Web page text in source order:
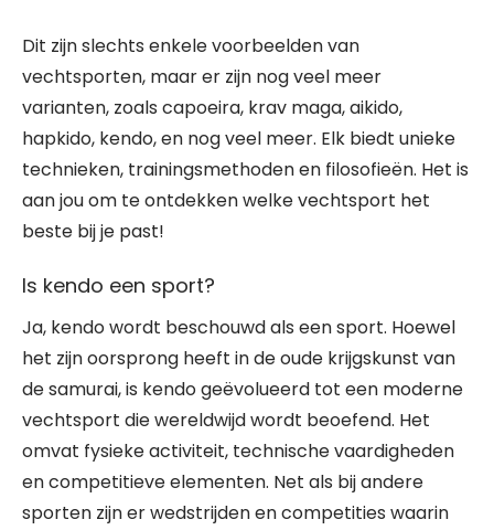
Dit zijn slechts enkele voorbeelden van
vechtsporten, maar er zijn nog veel meer
varianten, zoals capoeira, krav maga, aikido,
hapkido, kendo, en nog veel meer. Elk biedt unieke
technieken, trainingsmethoden en filosofieën. Het is
aan jou om te ontdekken welke vechtsport het
beste bij je past!
Is kendo een sport?
Ja, kendo wordt beschouwd als een sport. Hoewel
het zijn oorsprong heeft in de oude krijgskunst van
de samurai, is kendo geëvolueerd tot een moderne
vechtsport die wereldwijd wordt beoefend. Het
omvat fysieke activiteit, technische vaardigheden
en competitieve elementen. Net als bij andere
sporten zijn er wedstrijden en competities waarin